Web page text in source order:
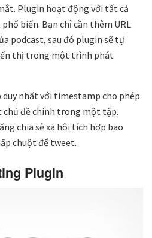
Plugin hoạt động với tất cả
biến. Bạn chỉ cần thêm URL
podcast, sau đó plugin sẽ tự
thị trong một trình phát
nhất với timestamp cho phép
chủ đề chính trong một tập.
chia sẻ xã hội tích hợp bao
chuột để tweet.
Plugin